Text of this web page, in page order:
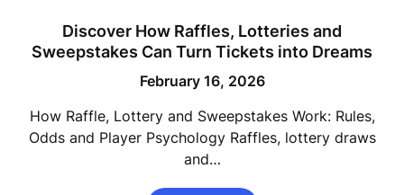
Discover How Raffles, Lotteries and
Sweepstakes Can Turn Tickets into Dreams
February 16, 2026
How Raffle, Lottery and Sweepstakes Work: Rules,
Odds and Player Psychology Raffles, lottery draws
and…